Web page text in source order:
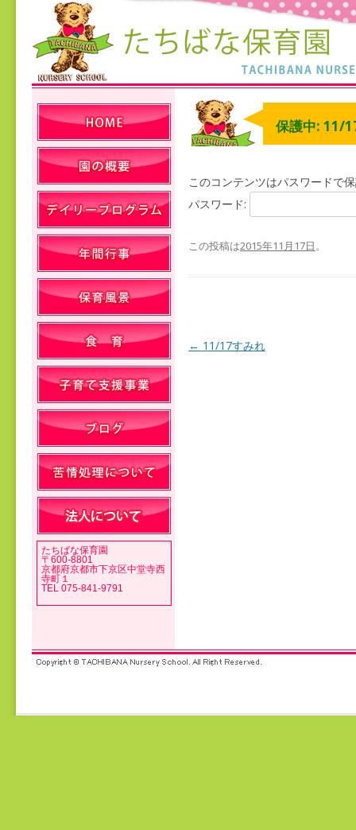
保護中: 11/
このコンテンツはパスワードで
パスワード:
この投稿は2015年11月17日。
投稿ナビゲーション
← 11/17すみれ
たちばな保育園
〒600-8801
京都府京都市下京区中堂寺西
寺町１
TEL 075-841-9791